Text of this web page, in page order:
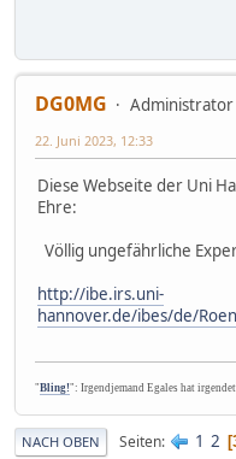
DG0MG
Administrator
22. Juni 2023, 12:33
Diese Webseite der Uni
Ehre:
Völlig ungefährliche
http://ibe.irs.uni-
hannover.de/ibes/de/
"Bling!": Irgendjemand Egales hat
NACH OBEN Seiten 1 2